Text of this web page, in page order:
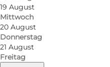
19 August
Mittwoch
20 August
Donnerstag
21 August
Freitag
Foto: Wonderful Copenhagen
Per Morten Abrahamsen